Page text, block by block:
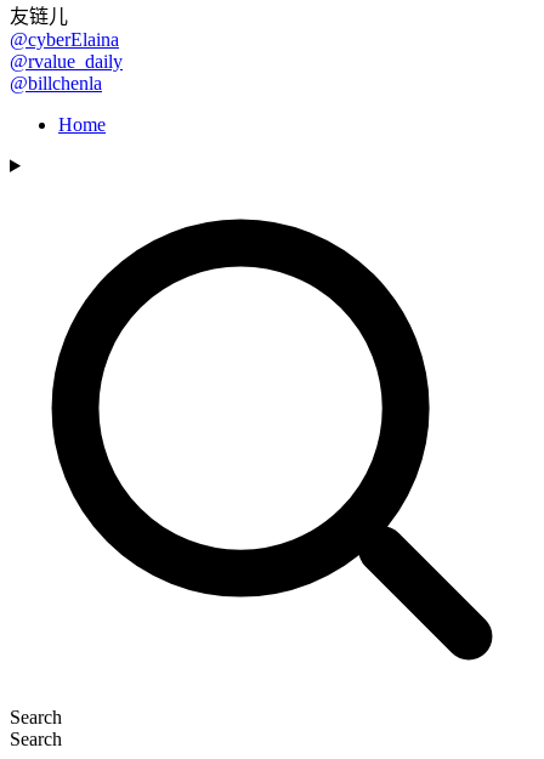
友链儿
@cyberElaina
@rvalue_daily
@billchenla
Home
Search
Search